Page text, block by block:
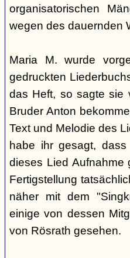
organisatorischen
wegen des dauernden
Maria M. wurde
gedruckten
das Heft, so sagte sie
Bruder Anton
Text und Melodie des
habe ihr gesagt,
dieses Lied
Fertigstellung
näher mit dem
einige von dessen
von Rösrath gesehen.